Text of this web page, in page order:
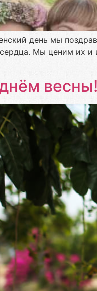
день мы
сердца. Мы ценим их
весны!